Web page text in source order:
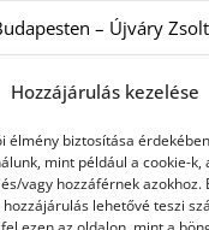
Hozzájárulás kezelése
élmény biztosítása
mint például a cookie-k,
vagy hozzáférnek azokhoz.
lehetővé teszi
– Újváry
érdemes tudni az